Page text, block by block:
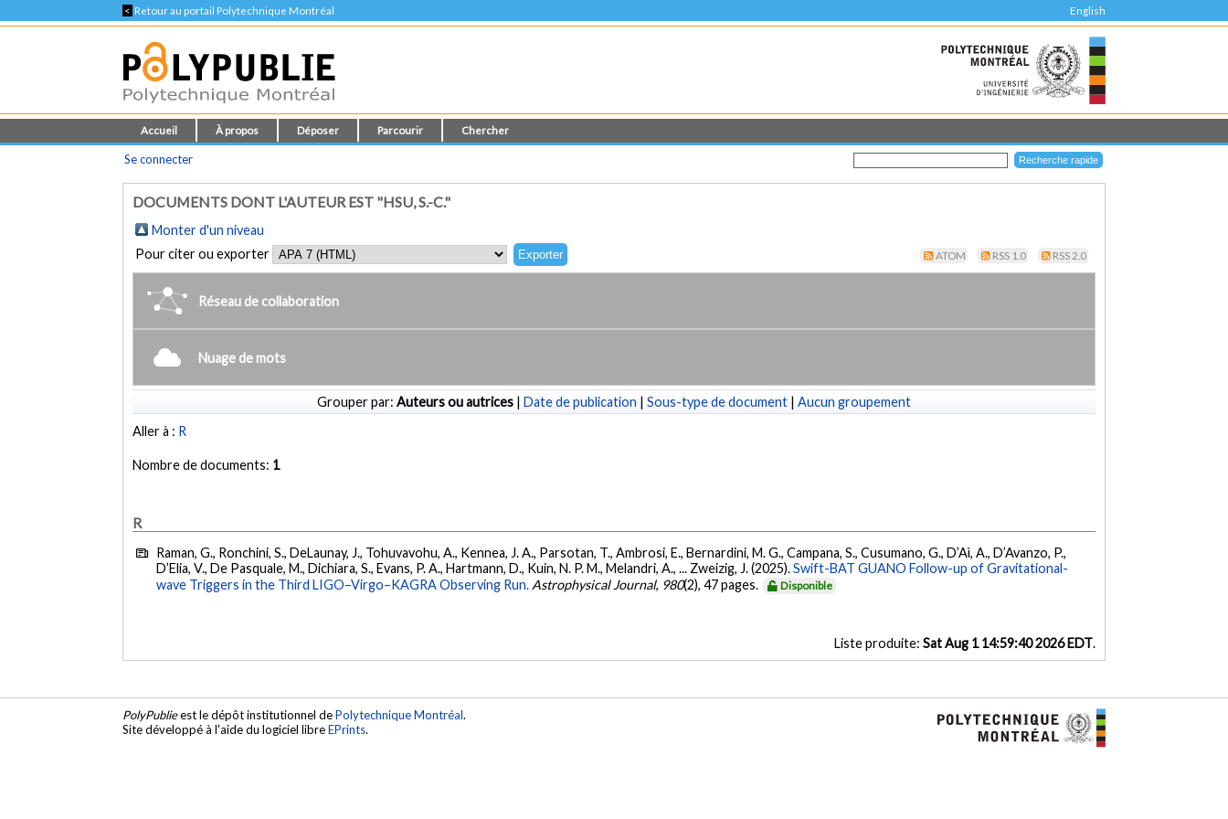
< Retour au portail Polytechnique Montréal English
Accueil À propos Déposer Parcourir Chercher
Se connecter
DOCUMENTS DONT L'AUTEUR EST "HSU, S.-C."
Monter d'un niveau
Pour citer ou exporter
ATOM RSS 1.0 RSS 2.0
Réseau de collaboration
Nuage de mots
Grouper par: Auteurs ou autrices | Date de publication | Sous-type de document | Aucun groupement
Aller à : R
Nombre de documents: 1
R
Raman, G., Ronchini, S., DeLaunay, J., Tohuvavohu, A., Kennea, J. A., Parsotan, T., Ambrosi, E., Bernardini, M. G., Campana, S., Cusumano, G., D’Aì, A., D’Avanzo, P.,
D’Elia, V., De Pasquale, M., Dichiara, S., Evans, P. A., Hartmann, D., Kuin, N. P. M., Melandri, A., ... Zweizig, J. (2025).Swift-BAT GUANO Follow-up of Gravitational-
wave Triggers in the Third LIGO–Virgo–KAGRA Observing Run. Astrophysical Journal, 980(2), 47 pages. Disponible
Liste produite: Sat Aug 1 14:59:40 2026 EDT.
PolyPublieest le dépôt institutionnel dePolytechnique Montréal.
Site développé à l'aide du logiciel libreEPrints.